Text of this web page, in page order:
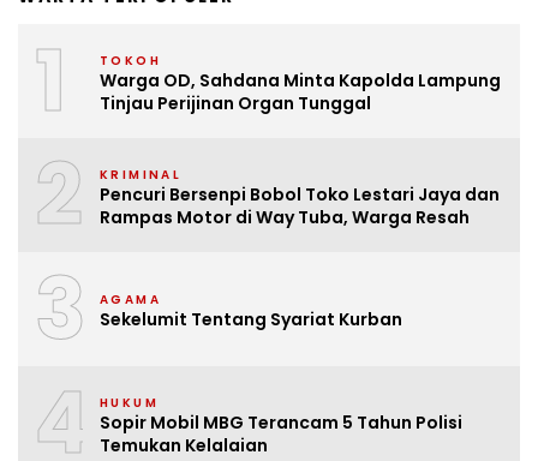
1 TOKOH
Warga OD, Sahdana Minta Kapolda Lampung
Tinjau Perijinan Organ Tunggal
2 KRIMINAL
Pencuri Bersenpi Bobol Toko Lestari Jaya dan
Rampas Motor di Way Tuba, Warga Resah
3 AGAMA
Sekelumit Tentang Syariat Kurban
4 HUKUM
Sopir Mobil MBG Terancam 5 Tahun Polisi
Temukan Kelalaian